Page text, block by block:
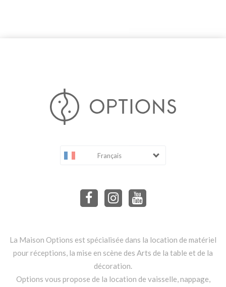
Français
La Maison Options est spécialisée dans la location de matériel
pour réceptions, la mise en scène des Arts de la table et de la
décoration.
Options vous propose de la location de vaisselle, nappage,